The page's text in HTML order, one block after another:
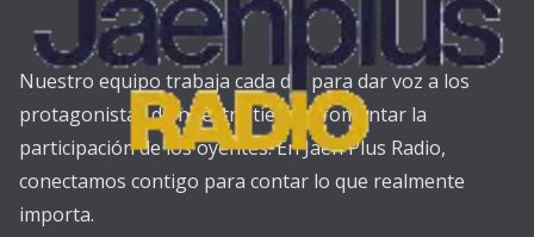
Nuestro equipo trabaja cada día para dar voz a los
protagonistas de nuestra tierra y fomentar la
participación de los oyentes. En Jaén Plus Radio,
conectamos contigo para contar lo que realmente
importa.